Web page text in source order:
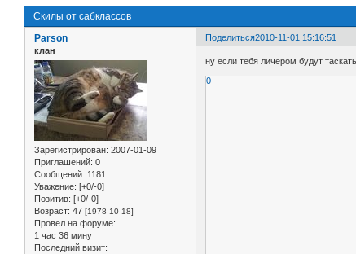
Скилы от сабклассов
Поделиться2010-11-01 15:16:51
Parson
клан
Зарегистрирован: 2007-01-09
Приглашений: 0
Сообщений: 1181
Уважение: [+0/-0]
Позитив: [+0/-0]
Возраст: 47 [1978-10-18]
Провел на форуме:
1 час 36 минут
Последний визит:
ну если тебя личером будут
0